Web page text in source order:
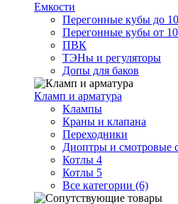
Емкости
Перегонные кубы до
Перегонные кубы от
ПВК
ТЭНы и регуляторы
Допы для баков
Кламп и арматура
Клампы
Краны и клапана
Переходники
Диоптры и смотровые
Котлы 4
Котлы 5
Все категории (6)